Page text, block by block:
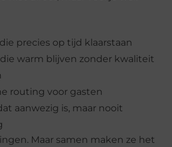
precies op tijd klaarstaan
warm blijven zonder kwaliteit
routing voor gasten
aanwezig is, maar nooit
Maar samen maken ze het